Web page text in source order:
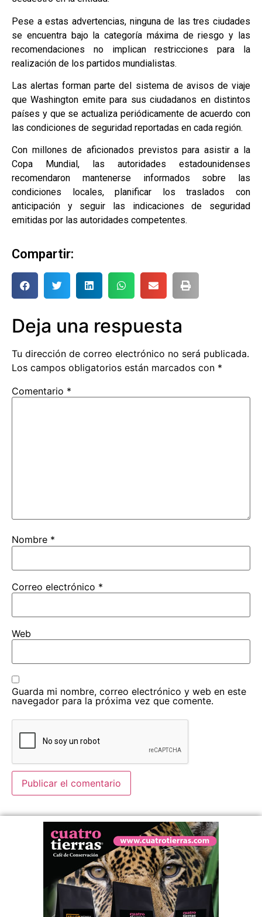
Pese a estas advertencias, ninguna de las tres ciudades
se encuentra bajo la categoría máxima de riesgo y las
recomendaciones no implican restricciones para la
realización de los partidos mundialistas.
Las alertas forman parte del sistema de avisos de viaje
que Washington emite para sus ciudadanos en distintos
países y que se actualiza periódicamente de acuerdo con
las condiciones de seguridad reportadas en cada región.
Con millones de aficionados previstos para asistir a la
Copa Mundial, las autoridades estadounidenses
recomendaron mantenerse informados sobre las
condiciones locales, planificar los traslados con
anticipación y seguir las indicaciones de seguridad
emitidas por las autoridades competentes.
Compartir:
Deja una respuesta
Tu dirección de correo electrónico no será publicada.
Los campos obligatorios están marcados con *
Comentario *
Nombre *
Correo electrónico *
Web
Guarda mi nombre, correo electrónico y web en este
navegador para la próxima vez que comente.